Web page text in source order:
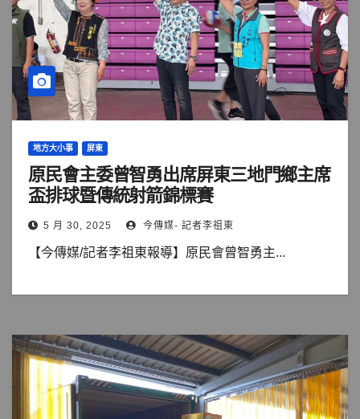
地方大小事 屏東
原民會主委曾智勇出席屏東三地門鄉主席
盃排球暨傳統射箭錦標賽
5 月 30, 2025 今傳媒- 記者李祖東
【今傳媒/記者李祖東報導】原民會曾智勇主...